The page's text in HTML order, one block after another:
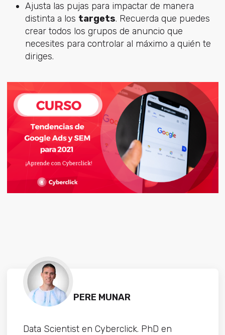
Ajusta las pujas para impactar de manera
distinta a los targets. Recuerda que puedes
crear todos los grupos de anuncio que
necesites para controlar al máximo a quién te
diriges.
PERE MUNAR
Data Scientist en Cyberclick. PhD en